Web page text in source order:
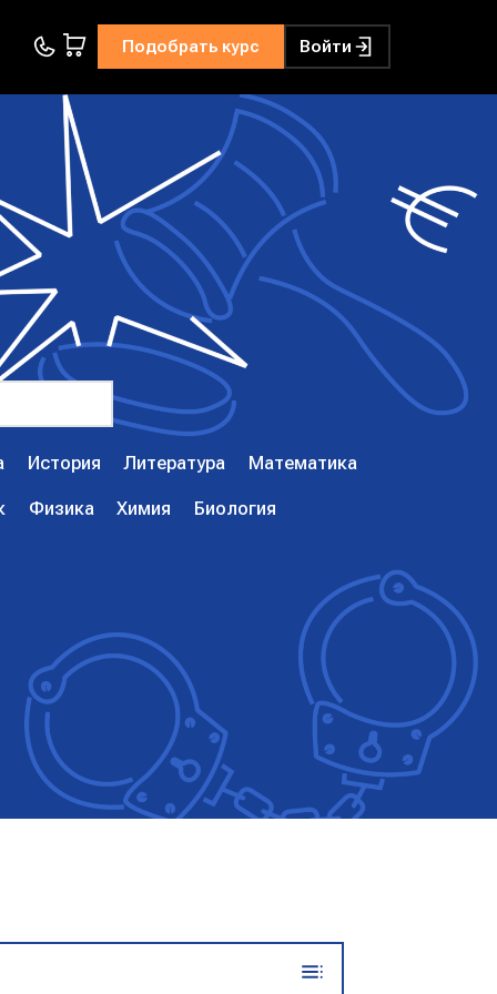
Подобрать курс Войти
История Литература Математика
Физика Химия Биология